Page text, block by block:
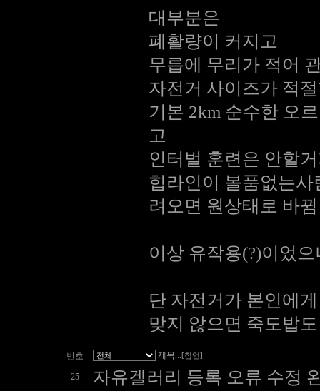
대부분은
폐활량이 커지고
무릅에 무리가 적어
자전거 사이즈가 적
기본 2km 순수한 오
고
인터벌 훈련은 안할
힙라인이 볼품없는
려오면 원상태로 바
이상 유작용(?)이었
단 자전거가 본인에
맞지 않으면 죽도밥
번호 제목 ...[첨언]
25 자유겔러리 등록 오류 수정